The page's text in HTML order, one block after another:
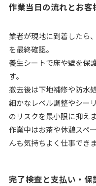
作業当日の流れとお客
業者が現地に到着したら
を最終確認。
養生シートで床や壁を保
す。
撤去後は下地補修や防水
細かなレベル調整やシー
のリスクを最小限に抑えま
作業中はお茶や休憩スペ
んも気持ちよく仕事できま
完了検査と支払い・保